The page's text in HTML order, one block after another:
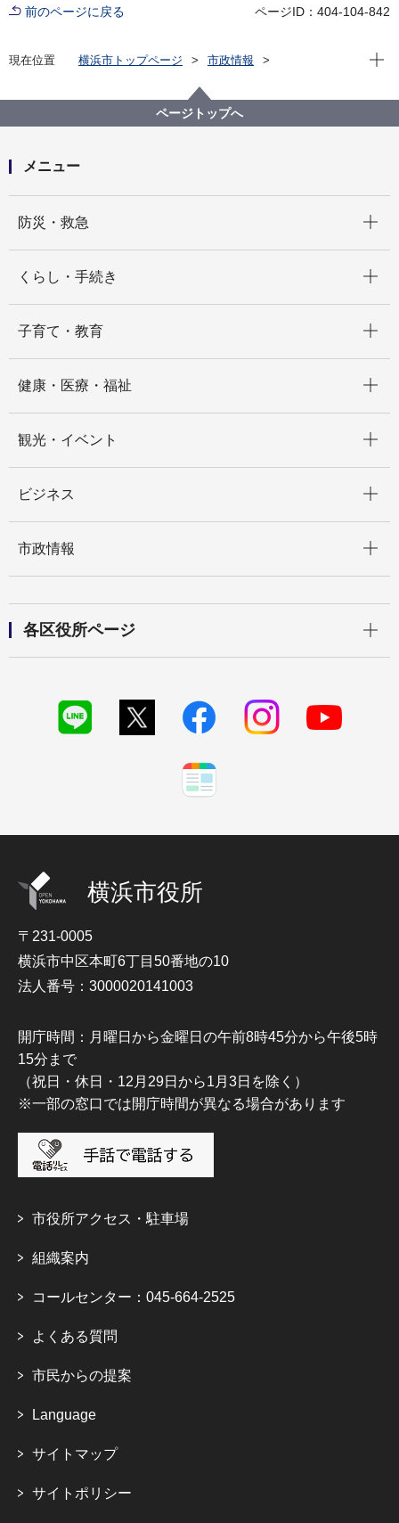
前のページに戻る ページID：404-104-842
現在位置 横浜市トップページ
市政情報
【記者発表】「日本水道協会関東地方支部 南北ブロ
ック合同防災訓練」を実施します！
現在
ページトップへ
メニュー
防災・救急
くらし・手続き
子育て・教育
健康・医療・福祉
観光・イベント
ビジネス
市政情報
各区役所ページ
横浜市役所
〒231-0005
横浜市中区本町6丁目50番地の10
法人番号：3000020141003
開庁時間：月曜日から金曜日の午前8時45分から午後5時
15分まで
（祝日・休日・12月29日から1月3日を除く）
※一部の窓口では開庁時間が異なる場合があります
市役所アクセス・駐車場
組織案内
コールセンター：045-664-2525
よくある質問
市民からの提案
Language
サイトマップ
サイトポリシー